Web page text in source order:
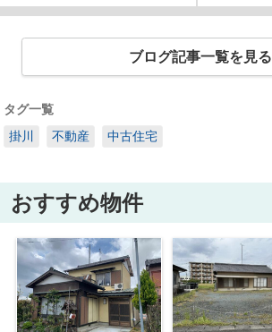
ブログ記事一覧を見る
タグ一覧
掛川
不動産 中古住宅
おすすめ物件